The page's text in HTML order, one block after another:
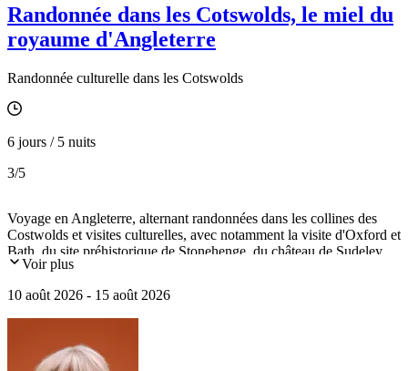
Randonnée dans les Cotswolds, le miel du
royaume d'Angleterre
Randonnée culturelle dans les Cotswolds
6 jours / 5 nuits
3/5
Voyage en Angleterre, alternant randonnées dans les collines des
Costwolds et visites culturelles, avec notamment la visite d'Oxford et
Bath, du site préhistorique de Stonehenge, du château de Sudeley,
Broadway, Chipping Campden et Bourton-on-the-Water.
Voir plus
10 août 2026 - 15 août 2026